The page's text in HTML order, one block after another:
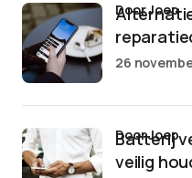
door Joep
26
Batterij
veilig
door Joep